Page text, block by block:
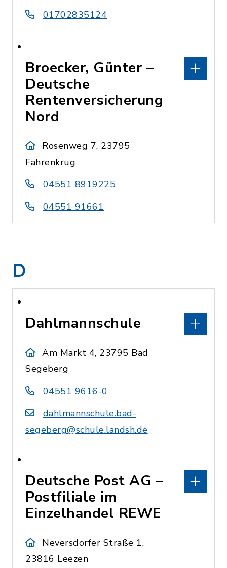
01702835124
Broecker, Günter –
Deutsche
Rentenversicherung
Nord
Rosenweg 7, 23795
Fahrenkrug
04551 8919225
04551 91661
D
Dahlmannschule
Am Markt 4, 23795 Bad
Segeberg
04551 9616-0
dahlmannschule.bad-
segeberg@schule.landsh.de
Deutsche Post AG –
Postfiliale im
Einzelhandel REWE
Neversdorfer Straße 1,
23816 Leezen